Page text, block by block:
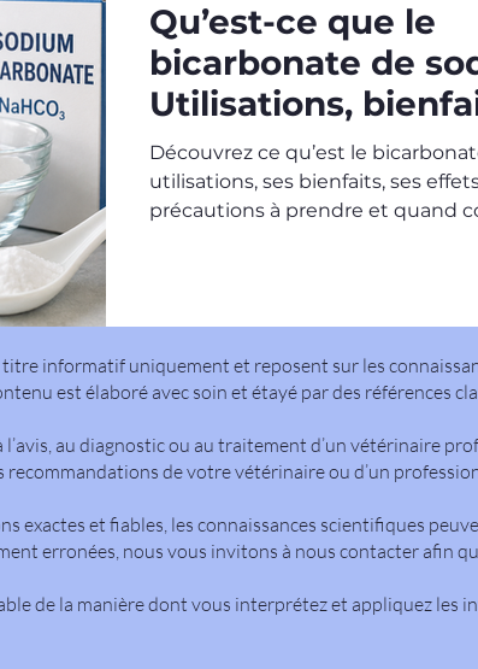
Qu’est-ce que le
bicarbonate de
Utilisations,
secondaires et
Découvrez ce qu’est le
utilisations, ses bienfaits, ses
précautions à prendre et quand
informatif uniquement et reposent sur les
est élaboré avec soin et étayé par des références
au diagnostic ou au traitement d’un vétérinaire
de votre vétérinaire ou d’un
exactes et fiables, les connaissances scientifiques
erronées, nous vous invitons à nous contacter afin
de la manière dont vous interprétez et appliquez les